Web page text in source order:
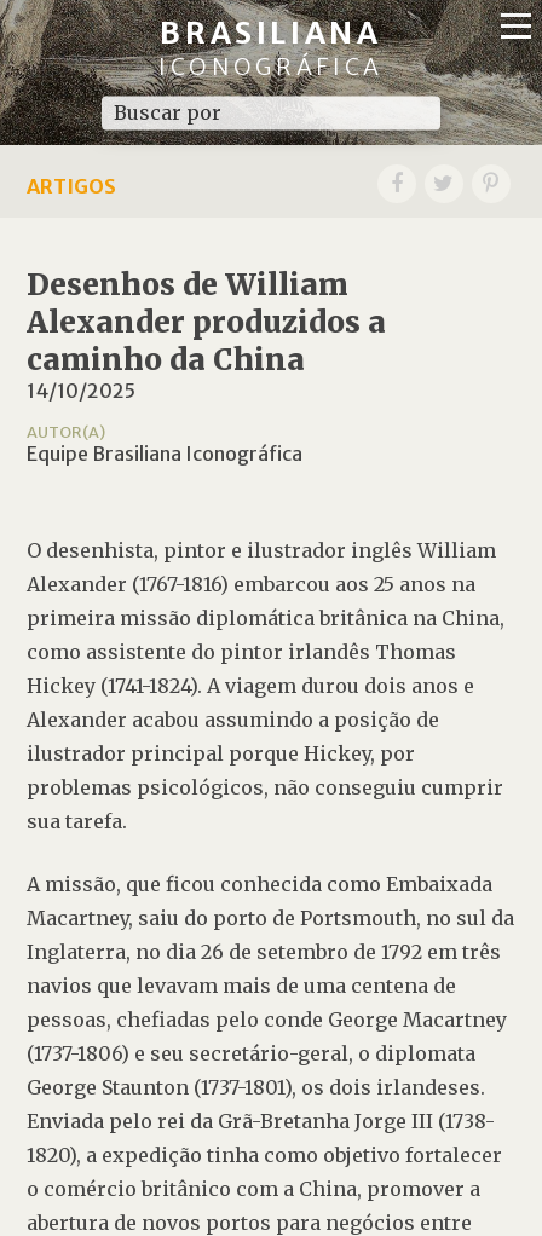
BRASILIANA
ICONOGRÁFICA
ARTIGOS
Desenhos de William
Alexander produzidos a
caminho da China
14/10/2025
AUTOR(A)
Equipe Brasiliana Iconográfica
O desenhista, pintor e ilustrador inglês William
Alexander (1767-1816) embarcou aos 25 anos na
primeira missão diplomática britânica na China,
como assistente do pintor irlandês Thomas
Hickey (1741-1824). A viagem durou dois anos e
Alexander acabou assumindo a posição de
ilustrador principal porque Hickey, por
problemas psicológicos, não conseguiu cumprir
sua tarefa.
A missão, que ficou conhecida como Embaixada
Macartney, saiu do porto de Portsmouth, no sul da
Inglaterra, no dia 26 de setembro de 1792 em três
navios que levavam mais de uma centena de
pessoas, chefiadas pelo conde George Macartney
(1737-1806) e seu secretário-geral, o diplomata
George Staunton (1737-1801), os dois irlandeses.
Enviada pelo rei da Grã-Bretanha Jorge III (1738-
1820), a expedição tinha como objetivo fortalecer
o comércio britânico com a China, promover a
abertura de novos portos para negócios entre